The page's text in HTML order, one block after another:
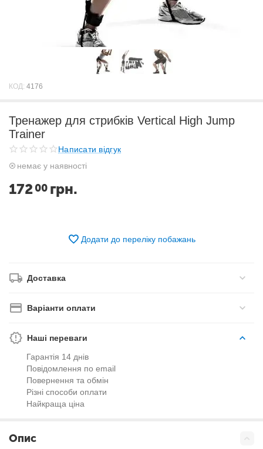
КОД: 4176
Тренажер для стрибків Vertical High Jump
Trainer
Написати відгук
немає у наявності
17200 грн.
Додати до переліку побажань
Доставка
Варіанти оплати
Наші переваги
Гарантія 14 днів
Повідомлення по email
Повернення та обмін
Різні способи оплати
Найкраща ціна
Опис